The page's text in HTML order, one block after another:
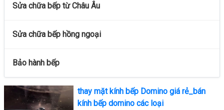
Sửa chữa bếp từ Châu Âu
Sửa chữa bếp hồng ngoại
Bảo hành bếp
thay mặt kính bếp Domino giá rẻ_bán
kính bếp domino các loại